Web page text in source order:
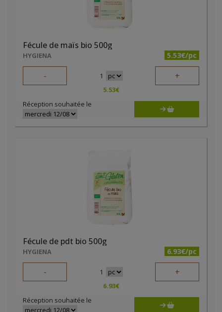
Fécule de maïs bio 500g
HYGIENA 5.53€/pc
- 1 +
5.53€
Réception souhaitée le
Fécule de pdt bio 500g
HYGIENA 6.93€/pc
- 1 +
6.93€
Réception souhaitée le